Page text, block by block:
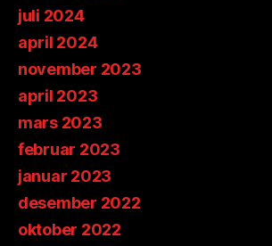
juli 2024
april 2024
november 2023
april 2023
mars 2023
februar 2023
januar 2023
desember 2022
oktober 2022